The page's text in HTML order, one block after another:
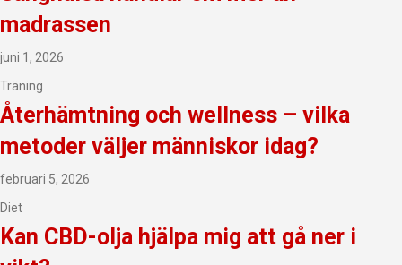
madrassen
juni 1, 2026
Träning
Återhämtning och wellness – vilka
metoder väljer människor idag?
februari 5, 2026
Diet
Kan CBD-olja hjälpa mig att gå ner i